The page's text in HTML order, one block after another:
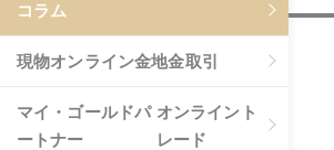
コラム
現物オンライン金地金取引
マイ・ゴールドパ
ートナー
オンライント
レード